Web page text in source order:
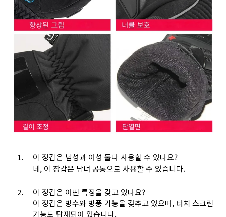
이 장갑은 남성과 여성 둘다 사용할 수 있나요?
네, 이 장갑은 남녀 공통으로 사용할 수 있습니다.
이 장갑은 어떤 특징을 갖고 있나요?
이 장갑은 방수와 방풍 기능을 갖추고 있으며, 터치 스크린
기능도 탑재되어 있습니다.